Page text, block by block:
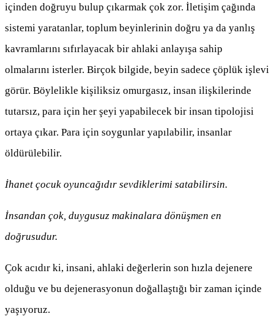
içinden doğruyu bulup çıkarmak çok zor. İletişim çağında
sistemi yaratanlar, toplum beyinlerinin doğru ya da yanlış
kavramlarını sıfırlayacak bir ahlaki anlayışa sahip
olmalarını isterler. Birçok bilgide, beyin sadece çöplük işlevi
görür. Böylelikle kişiliksiz omurgasız, insan ilişkilerinde
tutarsız, para için her şeyi yapabilecek bir insan tipolojisi
ortaya çıkar. Para için soygunlar yapılabilir, insanlar
öldürülebilir.
İhanet çocuk oyuncağıdır sevdiklerimi satabilirsin.
İnsandan çok, duygusuz makinalara dönüşmen en
doğrusudur.
Çok acıdır ki, insani, ahlaki değerlerin son hızla dejenere
olduğu ve bu dejenerasyonun doğallaştığı bir zaman içinde
yaşıyoruz.